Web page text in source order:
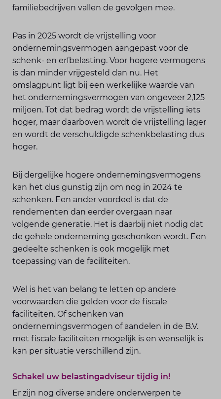
familiebedrijven vallen de gevolgen mee.
Pas in 2025 wordt de vrijstelling voor
ondernemingsvermogen aangepast voor de
schenk- en erfbelasting. Voor hogere vermogens
is dan minder vrijgesteld dan nu. Het
omslagpunt ligt bij een werkelijke waarde van
het ondernemingsvermogen van ongeveer 2,125
miljoen. Tot dat bedrag wordt de vrijstelling iets
hoger, maar daarboven wordt de vrijstelling lager
en wordt de verschuldigde schenkbelasting dus
hoger.
Bij dergelijke hogere ondernemingsvermogens
kan het dus gunstig zijn om nog in 2024 te
schenken. Een ander voordeel is dat de
rendementen dan eerder overgaan naar
volgende generatie. Het is daarbij niet nodig dat
de gehele onderneming geschonken wordt. Een
gedeelte schenken is ook mogelijk met
toepassing van de faciliteiten.
Wel is het van belang te letten op andere
voorwaarden die gelden voor de fiscale
faciliteiten. Of schenken van
ondernemingsvermogen of aandelen in de B.V.
met fiscale faciliteiten mogelijk is en wenselijk is
kan per situatie verschillend zijn.
Schakel uw belastingadviseur tijdig in!
Er zijn nog diverse andere onderwerpen te